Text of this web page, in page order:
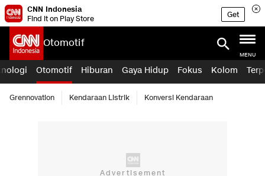
CNN Indonesia
Find it on Play Store
Get
Otomotif
MENU
Otomotif Hiburan Gaya Hidup Fokus Kolom
Grennovation Kendaraan Listrik Konversi Kendaraan